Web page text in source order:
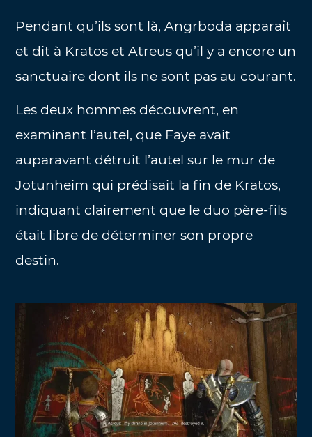
Pendant qu’ils sont là, Angrboda apparaît
et dit à Kratos et Atreus qu’il y a encore un
sanctuaire dont ils ne sont pas au courant.
Les deux hommes découvrent, en
examinant l’autel, que Faye avait
auparavant détruit l’autel sur le mur de
Jotunheim qui prédisait la fin de Kratos,
indiquant clairement que le duo père-fils
était libre de déterminer son propre
destin.